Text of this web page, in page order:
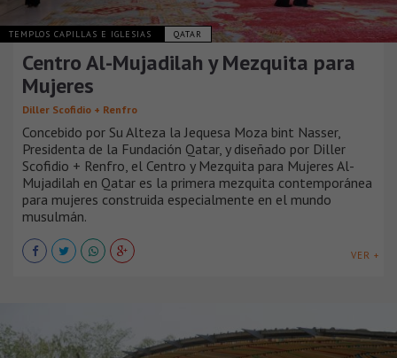
TEMPLOS CAPILLAS E IGLESIAS QATAR
Centro Al-Mujadilah y Mezquita para
Mujeres
Diller Scofidio + Renfro
Concebido por Su Alteza la Jequesa Moza bint Nasser,
Presidenta de la Fundación Qatar, y diseñado por Diller
Scofidio + Renfro, el Centro y Mezquita para Mujeres Al-
Mujadilah en Qatar es la primera mezquita contemporánea
para mujeres construida especialmente en el mundo
musulmán.
VER +